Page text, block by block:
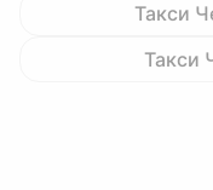
Такси
Такси